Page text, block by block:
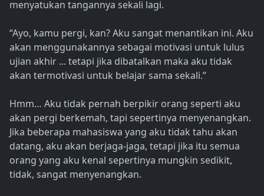
menyatukan tangannya sekali lagi.
“Ayo, kamu pergi, kan? Aku sangat menantikan ini. Aku
akan menggunakannya sebagai motivasi untuk lulus
ujian akhir ... tetapi jika dibatalkan maka aku tidak
akan termotivasi untuk belajar sama sekali.”
Hmm… Aku tidak pernah berpikir orang seperti aku
akan pergi berkemah, tapi sepertinya menyenangkan.
Jika beberapa mahasiswa yang aku tidak tahu akan
datang, aku akan berjaga-jaga, tetapi jika itu semua
orang yang aku kenal sepertinya mungkin sedikit,
tidak, sangat menyenangkan.